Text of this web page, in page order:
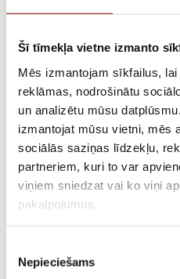
Šī tīmekļa vietne izmanto
Mēs izmantojam sīkfailus,
reklāmas, nodrošinātu
un analizētu mūsu
izmantojat mūsu vietni, mēs
sociālās saziņas līdzekļu,
partneriem, kuri to var
viņiem sniedzat vai ko viņi
pakalpojumus.
izvēle
Nepieciešams
€137,87
Incl. VAT
AVAILABILITY
SKU
MANUFACTURER CODE
DELIVERY TIME IF THE PRODUCT
IS NOT IN STOCK IN RIGA
DESCRIPTION
These YUASA-manufactured
lead-acid batteries with
horizontally (on their sides) for